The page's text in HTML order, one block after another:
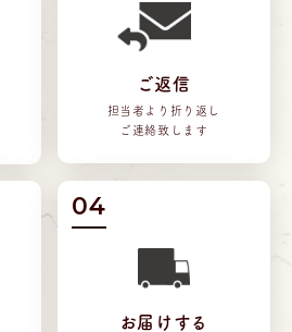
ご返信
担当者より折り返し
ご連絡致します
04
お届けする